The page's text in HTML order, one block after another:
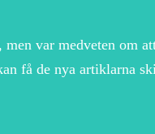
var medveten om
få de nya artiklarna